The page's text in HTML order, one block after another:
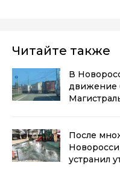
Читайте также
В
движение
После
устранил